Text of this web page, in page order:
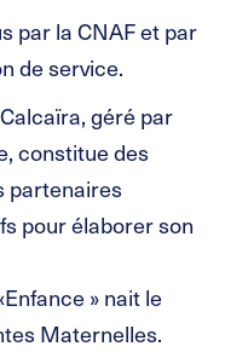
par la CNAF et par
de service.
géré par
constitue des
partenaires
pour élaborer son
» nait le
Maternelles.